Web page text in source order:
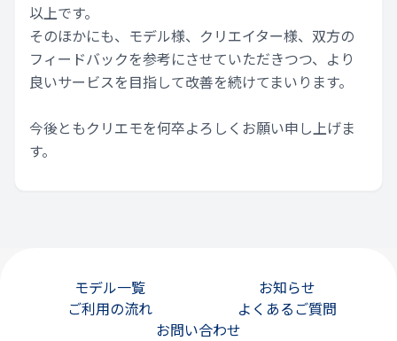
以上です。
そのほかにも、モデル様、クリエイター様、双方の
フィードバックを参考にさせていただきつつ、より
良いサービスを目指して改善を続けてまいります。
今後ともクリエモを何卒よろしくお願い申し上げま
す。
モデル一覧
お知らせ
ご利用の流れ
よくあるご質問
お問い合わせ